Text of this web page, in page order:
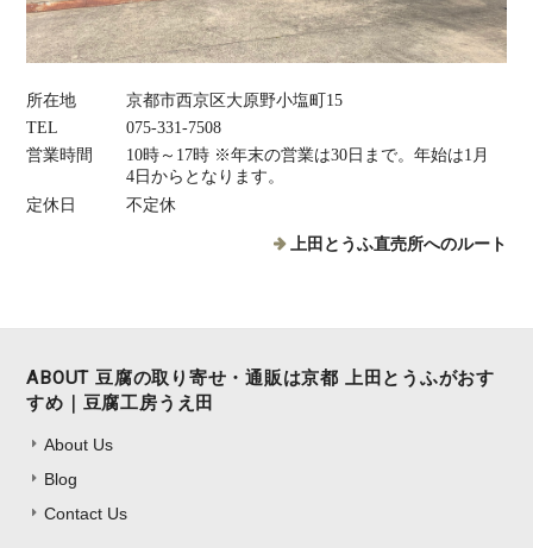
所在地
京都市西京区大原野小塩町15
TEL
075‐331‐7508
営業時間
10時～17時 ※年末の営業は30日まで。年始は1月
4日からとなります。
定休日
不定休
上田とうふ直売所へのルート
ABOUT 豆腐の取り寄せ・通販は京都 上田とうふがおす
すめ｜豆腐工房うえ田
About Us
Blog
Contact Us